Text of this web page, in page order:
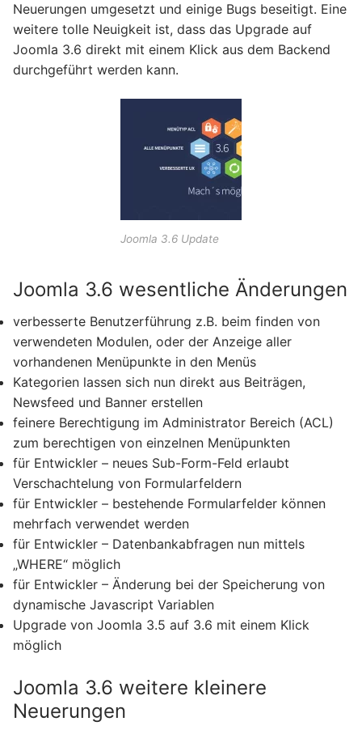
Neuerungen umgesetzt und einige Bugs beseitigt. Eine
weitere tolle Neuigkeit ist, dass das Upgrade auf
Joomla 3.6 direkt mit einem Klick aus dem Backend
durchgeführt werden kann.
Joomla 3.6 Update
Joomla 3.6 wesentliche Änderungen
verbesserte Benutzerführung z.B. beim finden von
verwendeten Modulen, oder der Anzeige aller
vorhandenen Menüpunkte in den Menüs
Kategorien lassen sich nun direkt aus Beiträgen,
Newsfeed und Banner erstellen
feinere Berechtigung im Administrator Bereich (ACL)
zum berechtigen von einzelnen Menüpunkten
für Entwickler – neues Sub-Form-Feld erlaubt
Verschachtelung von Formularfeldern
für Entwickler – bestehende Formularfelder können
mehrfach verwendet werden
für Entwickler – Datenbankabfragen nun mittels
„WHERE“ möglich
für Entwickler – Änderung bei der Speicherung von
dynamische Javascript Variablen
Upgrade von Joomla 3.5 auf 3.6 mit einem Klick
möglich
Joomla 3.6 weitere kleinere
Neuerungen